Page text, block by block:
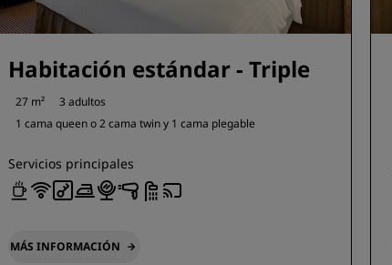
Habitación estándar - Triple
27 m²
3 adultos
1 cama queen o2 cama twin y 1 cama plegable
Servicios principales
MÁS INFORMACIÓN